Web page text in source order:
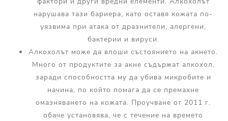
нарушава тази бариера, като оставя кожата по-
уязвима при атака от дразнители, алергени,
бактерии и вируси.
Алкохолът може да влоши състоянието на акнето.
Много от продуктите за акне съдържат алкохол,
заради способността му да убива микробите и
начина, по който помага да се премахне
омазняването на кожата. Проучване от 2011 г.
обаче установява, че с течение на времето